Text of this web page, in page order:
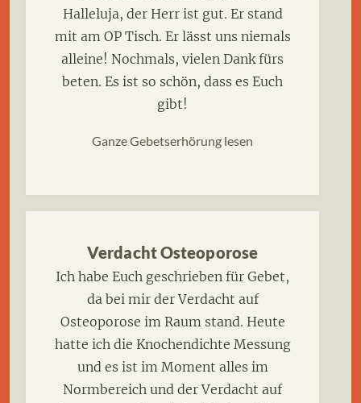
Halleluja, der Herr ist gut. Er stand
mit am OP Tisch. Er lässt uns niemals
alleine! Nochmals, vielen Dank fürs
beten. Es ist so schön, dass es Euch
gibt!
Ganze Gebetserhörung lesen
Verdacht Osteoporose
Ich habe Euch geschrieben für Gebet,
da bei mir der Verdacht auf
Osteoporose im Raum stand. Heute
hatte ich die Knochendichte Messung
und es ist im Moment alles im
Normbereich und der Verdacht auf